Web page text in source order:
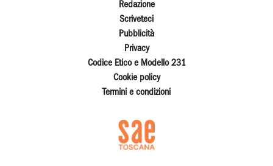
Redazione
Scriveteci
Pubblicità
Privacy
Codice Etico e Modello 231
Cookie policy
Termini e condizioni